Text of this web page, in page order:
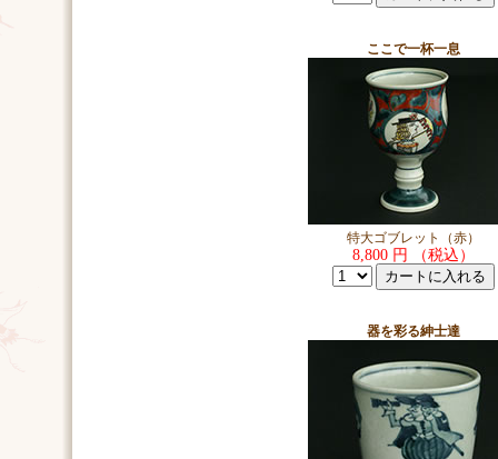
ここで一杯一息
特大ゴブレット（赤）
8,800 円 （税込）
器を彩る紳士達